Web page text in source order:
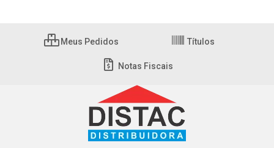
Meus Pedidos Títulos
Notas Fiscais